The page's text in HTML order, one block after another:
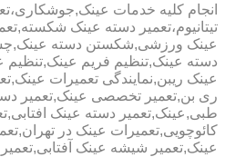
انجام کلیه خدمات
تیتانیوم،تعمیر دسته عینک
عینک ورزشی,شکستن دسته
دسته عینک,تنظیم فریم
عینک ریبن,نمایندگی تعمیرات
ری بن,تعمیر تخصصی عینک,تعمیر
طبی,عینک,تعمیر دسته عینک
کائوچویی,تعمیرات عینک در
عینک,تعمیر شیشه عینک